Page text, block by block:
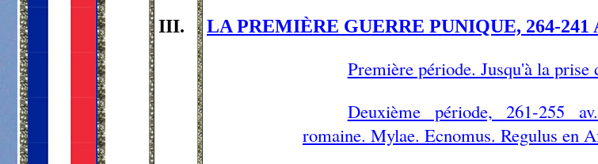
III.
LA PREMIÈRE GUERRE PUNIQUE, 264-241
Première période. Jusqu'à la prise
Deuxième période, 261-255
romaine. Mylae. Ecnomus. Regulus en